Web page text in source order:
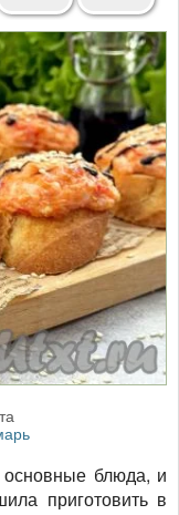
основные блюда, и
приготовить в